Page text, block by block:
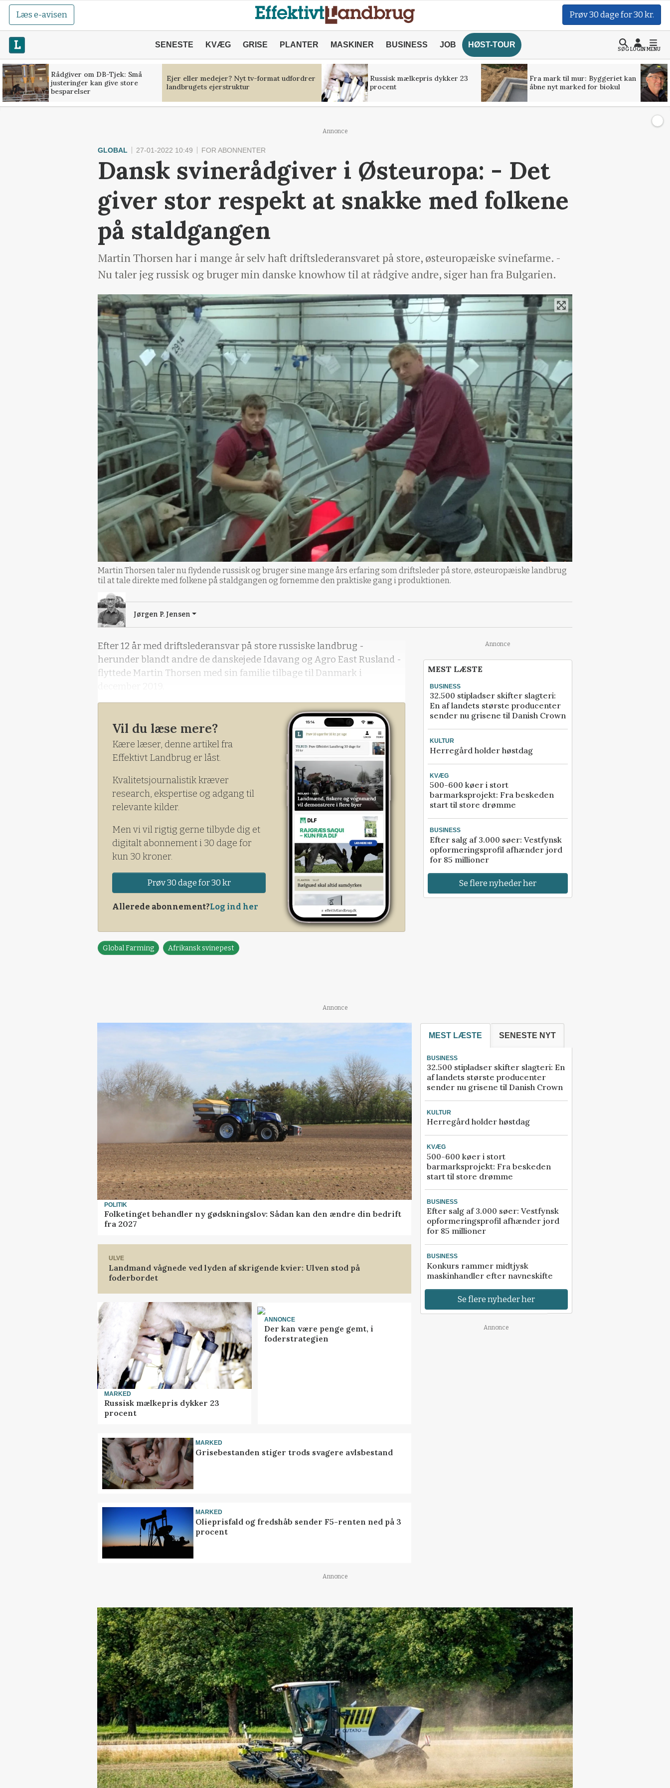
Læs e-avisen Prøv 30 dage for 30 kr.
SENESTE KVÆG GRISE PLANTER MASKINER BUSINESS JOB HØST-TOUR
SØGLOGINMENU
Rådgiver om DB-Tjek: Små
justeringer kan give store
besparelser
Ejer eller medejer? Nyt tv-format udfordrer
landbrugets ejerstruktur
Russisk mælkepris dykker 23
procent
Fra mark til mur: Byggeriet kan
åbne nyt marked for biokul
Annonce
GLOBAL 27-01-2022 10:49 FOR ABONNENTER
Dansk svinerådgiver i Østeuropa: - Det
giver stor respekt at snakke med folkene
på staldgangen
Martin Thorsen har i mange år selv haft driftslederansvaret på store, østeuropæiske svinefarme. -
Nu taler jeg russisk og bruger min danske knowhow til at rådgive andre, siger han fra Bulgarien.
Martin Thorsen taler nu flydende russisk og bruger sine mange års erfaring som driftsleder på store, østeuropæiske landbrug
til at tale direkte med folkene på staldgangen og fornemme den praktiske gang i produktionen.
Jørgen P. Jensen
Efter 12 år med driftslederansvar på store russiske landbrug -
herunder blandt andre de danskejede Idavang og Agro East Rusland -
flyttede Martin Thorsen med sin familie tilbage til Danmark i
Vil du læse mere?
Kære læser, denne artikel fra
Effektivt Landbrug er låst.
Kvalitetsjournalistik kræver
research, ekspertise og adgang til
relevante kilder.
Men vi vil rigtig gerne tilbyde dig et
digitalt abonnement i 30 dage for
kun 30 kroner.
Prøv 30 dage for 30 kr
Allerede abonnement?Log ind her
Global Farming Afrikansk svinepest
Annonce
MEST LÆSTE
BUSINESS
32.500 stipladser skifter slagteri:
En af landets største producenter
sender nu grisene til Danish Crown
KULTUR
Herregård holder høstdag
KVÆG
500-600 køer i stort
barmarksprojekt: Fra beskeden
start til store drømme
BUSINESS
Efter salg af 3.000 søer: Vestfynsk
opformeringsprofil afhænder jord
for 85 millioner
Se flere nyheder her
Annonce
POLITIK
Folketinget behandler ny gødskningslov: Sådan kan den ændre din bedrift
fra 2027
ULVE
Landmand vågnede ved lyden af skrigende kvier: Ulven stod på
foderbordet
MARKED
Russisk mælkepris dykker 23
procent
ANNONCE
Der kan være penge gemt, i
foderstrategien
MARKED
Grisebestanden stiger trods svagere avlsbestand
MARKED
Olieprisfald og fredshåb sender F5-renten ned på 3
procent
MEST LÆSTE SENESTE NYT
BUSINESS
32.500 stipladser skifter slagteri: En
af landets største producenter
sender nu grisene til Danish Crown
KULTUR
Herregård holder høstdag
KVÆG
500-600 køer i stort
barmarksprojekt: Fra beskeden
start til store drømme
BUSINESS
Efter salg af 3.000 søer: Vestfynsk
opformeringsprofil afhænder jord
for 85 millioner
BUSINESS
Konkurs rammer midtjysk
maskinhandler efter navneskifte
Se flere nyheder her
Annonce
Annonce